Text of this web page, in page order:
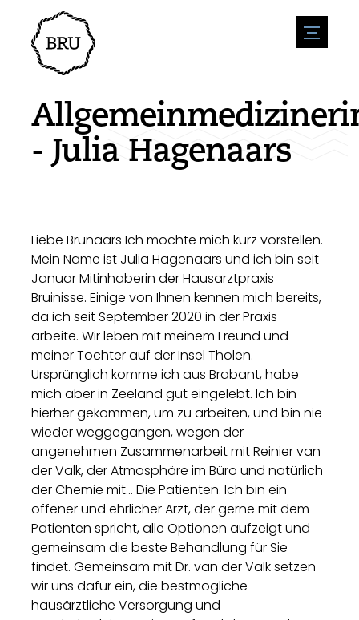
menu
Veranstaltungskalender
Veranstaltung anmelden
Übernachtung
Geschäfte
Natur & wasser
Zugänglichkeit
Parken
Um zu unternehmen
Unternehmen
BIZ Bruinisse
Neuigkeiten einreichen
- Julia Hagenaars
Liebe Brunaars Ich möchte mich kurz vorstellen.
Mein Name ist Julia Hagenaars und ich bin seit
Januar Mitinhaberin der Hausarztpraxis
Bruinisse. Einige von Ihnen kennen mich bereits,
da ich seit September 2020 in der Praxis
arbeite. Wir leben mit meinem Freund und
meiner Tochter auf der Insel Tholen.
Ursprünglich komme ich aus Brabant, habe
mich aber in Zeeland gut eingelebt. Ich bin
hierher gekommen, um zu arbeiten, und bin nie
wieder weggegangen, wegen der
angenehmen Zusammenarbeit mit Reinier van
der Valk, der Atmosphäre im Büro und natürlich
der Chemie mit... Die Patienten. Ich bin ein
offener und ehrlicher Arzt, der gerne mit dem
Patienten spricht, alle Optionen aufzeigt und
gemeinsam die beste Behandlung für Sie
findet. Gemeinsam mit Dr. van der Valk setzen
wir uns dafür ein, die bestmögliche
hausärztliche Versorgung und